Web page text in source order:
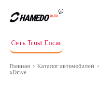
Сеть Trust Encar
Главная Каталог автомобилей
xDrive